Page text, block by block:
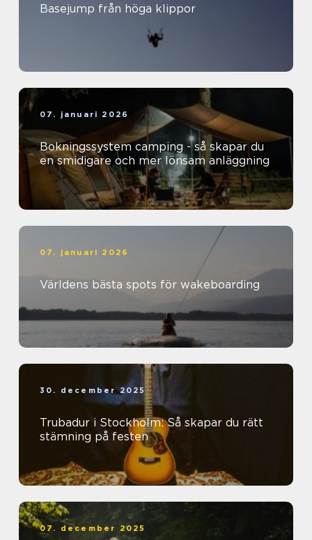
Basejump från höga klippor
07. januari 2026
Bokningssystem camping - så skapar du
en smidigare och mer lönsam anläggning
07. januari 2026
Världens bästa spots för wakeboarding
30. december 2025
Trubadur i Stockholm: Så skapar du rätt
stämning på festen
07. december 2025